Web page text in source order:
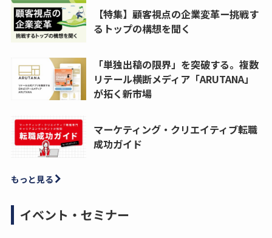
【特集】顧客視点の企業変革ー挑戦す
るトップの構想を聞く
「単独出稿の限界」を突破する。複数
リテール横断メディア「ARUTANA」
が拓く新市場
マーケティング・クリエイティブ転職
成功ガイド
もっと見る
イベント・セミナー